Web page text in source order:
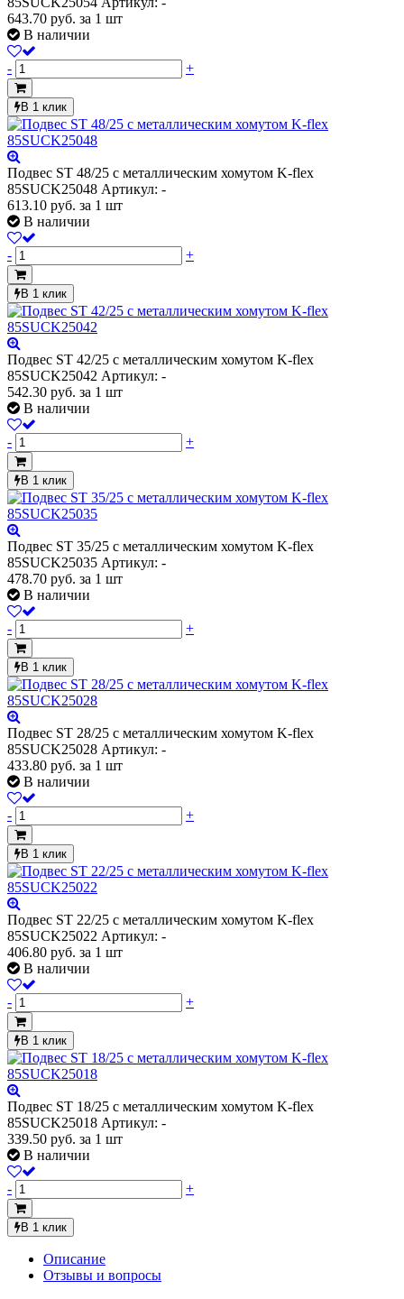
643.70 руб. за 1 шт
В наличии
- +
В 1 клик
Подвес ST 48/25 с металлическим хомутом K-flex
85SUCK25048 Артикул: -
613.10 руб. за 1 шт
В наличии
- +
В 1 клик
Подвес ST 42/25 с металлическим хомутом K-flex
85SUCK25042 Артикул: -
542.30 руб. за 1 шт
В наличии
- +
В 1 клик
Подвес ST 35/25 с металлическим хомутом K-flex
85SUCK25035 Артикул: -
478.70 руб. за 1 шт
В наличии
- +
В 1 клик
Подвес ST 28/25 с металлическим хомутом K-flex
85SUCK25028 Артикул: -
433.80 руб. за 1 шт
В наличии
- +
В 1 клик
Подвес ST 22/25 с металлическим хомутом K-flex
85SUCK25022 Артикул: -
406.80 руб. за 1 шт
В наличии
- +
В 1 клик
Подвес ST 18/25 с металлическим хомутом K-flex
85SUCK25018 Артикул: -
339.50 руб. за 1 шт
В наличии
- +
В 1 клик
Описание
Отзывы и вопросы